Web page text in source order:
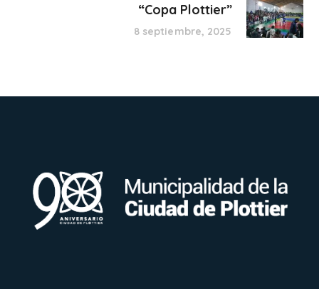
“Copa Plottier”
8 septiembre, 2025